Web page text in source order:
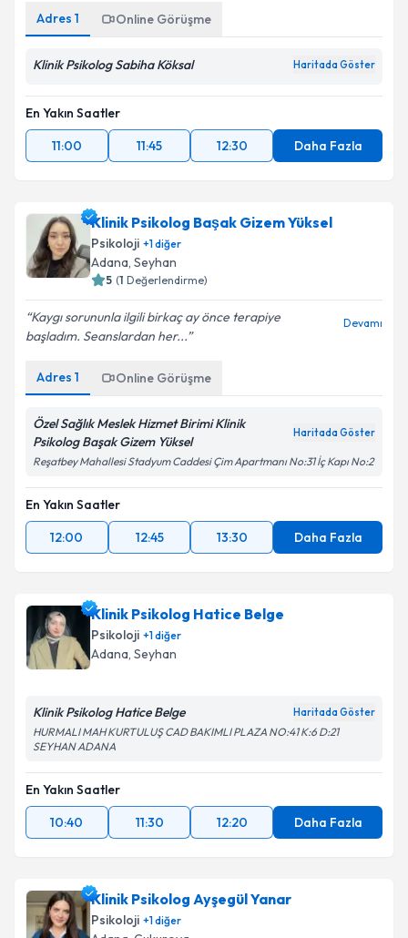
Adres 1 Online Görüşme
Klinik Psikolog Sabiha Köksal Haritada Göster
En Yakın Saatler
11:00
11:45 12:30 Daha Fazla
Klinik Psikolog Başak Gizem Yüksel
Psikoloji +1diğer
Adana, Seyhan
5 (1 Değerlendirme)
Kaygı sorununla ilgili birkaç ay önce terapiye
başladım. Seanslardan her...
Devamı
Adres 1 Online Görüşme
Özel Sağlık Meslek Hizmet Birimi Klinik
Psikolog Başak Gizem Yüksel
Haritada Göster
Reşatbey Mahallesi Stadyum Caddesi Çim Apartmanı No:31 İç Kapı No:2
En Yakın Saatler
12:00
12:45 13:30 Daha Fazla
Klinik Psikolog Hatice Belge
Psikoloji +1diğer
Adana, Seyhan
Klinik Psikolog Hatice Belge Haritada Göster
HURMALI MAH KURTULUŞ CAD BAKIMLI PLAZA NO:41 K:6 D:21
SEYHAN ADANA
En Yakın Saatler
10:40
11:30 12:20 Daha Fazla
Klinik Psikolog Ayşegül Yanar
Psikoloji +1diğer